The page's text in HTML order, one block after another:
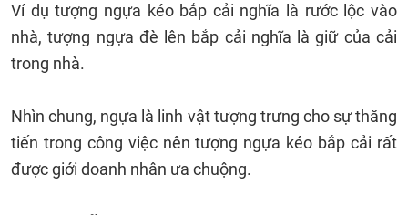
Ví dụ tượng ngựa kéo bắp cải nghĩa là rước lộc vào
nhà, tượng ngựa đè lên bắp cải nghĩa là giữ của cải
trong nhà.
Nhìn chung, ngựa là linh vật tượng trưng cho sự thăng
tiến trong công việc nên tượng ngựa kéo bắp cải rất
được giới doanh nhân ưa chuộng.